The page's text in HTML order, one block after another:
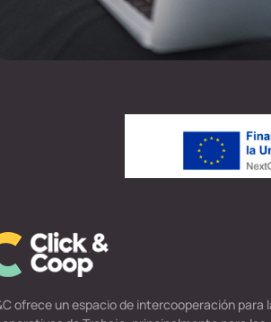
ofrece un espacio de intercooperación para